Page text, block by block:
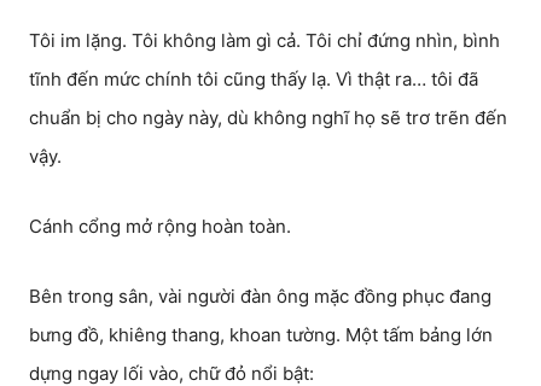
Tôi im lặng. Tôi không làm gì cả. Tôi chỉ đứng nhìn, bình
tĩnh đến mức chính tôi cũng thấy lạ. Vì thật ra… tôi đã
chuẩn bị cho ngày này, dù không nghĩ họ sẽ trơ trẽn đến
vậy.
Cánh cổng mở rộng hoàn toàn.
Bên trong sân, vài người đàn ông mặc đồng phục đang
bưng đồ, khiêng thang, khoan tường. Một tấm bảng lớn
dựng ngay lối vào, chữ đỏ nổi bật: